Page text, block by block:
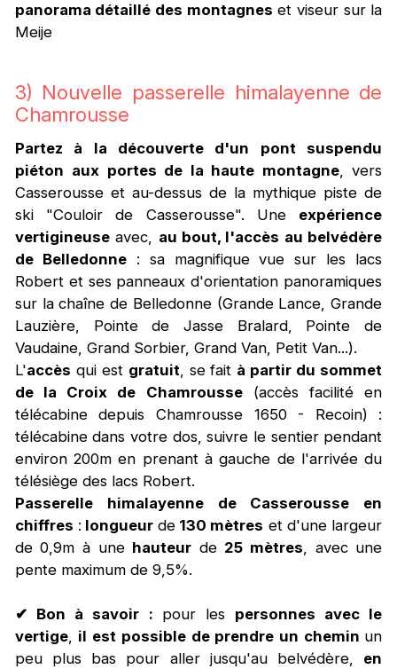
panorama détaillé des montagnes et viseur sur la
Meije
3) Nouvelle passerelle himalayenne de
Chamrousse
Partez à la découverte d'un pont suspendu
piéton aux portes de la haute montagne, vers
Casserousse et au-dessus de la mythique piste de
ski "Couloir de Casserousse". Une expérience
vertigineuseavec, au bout, l'accès au belvédère
de Belledonne: sa magnifique vue sur les lacs
Robert et ses panneaux d'orientation panoramiques
sur la chaîne de Belledonne (Grande Lance, Grande
Lauzière, Pointe de Jasse Bralard, Pointe de
Vaudaine, Grand Sorbier, Grand Van, Petit Van...).
L'accès qui est gratuit, se fait à partir du sommet
de la Croix de Chamrousse(accès facilité en
télécabine depuis Chamrousse 1650 - Recoin) :
télécabine dans votre dos, suivre le sentier pendant
environ 200m en prenant à gauche de l'arrivée du
télésiège des lacs Robert.
Passerelle himalayenne de Casserousse en
chiffres : longueur de130 mètres et d'une largeur
de 0,9m à une hauteur de 25 mètres, avec une
pente maximum de 9,5%.
✔ Bon à savoir : pour les personnes avec le
vertige, il est possible de prendre un chemin un
peu plus bas pour aller jusqu'au belvédère, en